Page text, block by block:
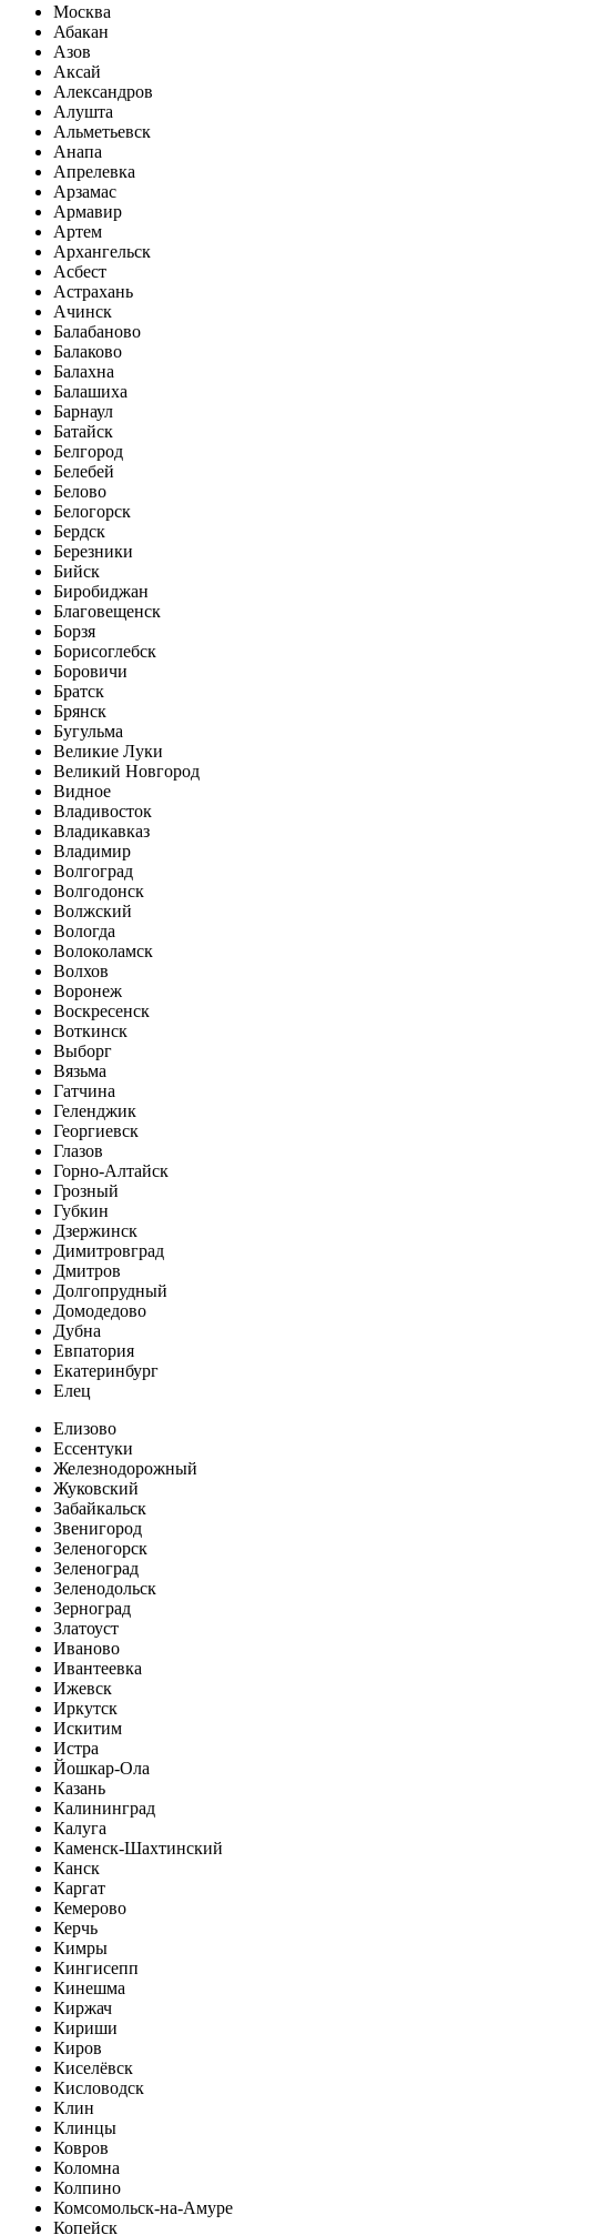
Москва
Абакан
Азов
Аксай
Александров
Алушта
Альметьевск
Анапа
Апрелевка
Арзамас
Армавир
Артем
Архангельск
Асбест
Астрахань
Ачинск
Балабаново
Балаково
Балахна
Балашиха
Барнаул
Батайск
Белгород
Белебей
Белово
Белогорск
Бердск
Березники
Бийск
Биробиджан
Благовещенск
Борзя
Борисоглебск
Боровичи
Братск
Брянск
Бугульма
Великие Луки
Великий Новгород
Видное
Владивосток
Владикавказ
Владимир
Волгоград
Волгодонск
Волжский
Вологда
Волоколамск
Волхов
Воронеж
Воскресенск
Воткинск
Выборг
Вязьма
Гатчина
Геленджик
Георгиевск
Глазов
Горно-Алтайск
Грозный
Губкин
Дзержинск
Димитровград
Дмитров
Долгопрудный
Домодедово
Дубна
Евпатория
Екатеринбург
Елец
Елизово
Ессентуки
Железнодорожный
Жуковский
Забайкальск
Звенигород
Зеленогорск
Зеленоград
Зеленодольск
Зерноград
Златоуст
Иваново
Ивантеевка
Ижевск
Иркутск
Искитим
Истра
Йошкар-Ола
Казань
Калининград
Калуга
Каменск-Шахтинский
Канск
Каргат
Кемерово
Керчь
Кимры
Кингисепп
Кинешма
Киржач
Кириши
Киров
Киселёвск
Кисловодск
Клин
Клинцы
Ковров
Коломна
Колпино
Комсомольск-на-Амуре
Копейск